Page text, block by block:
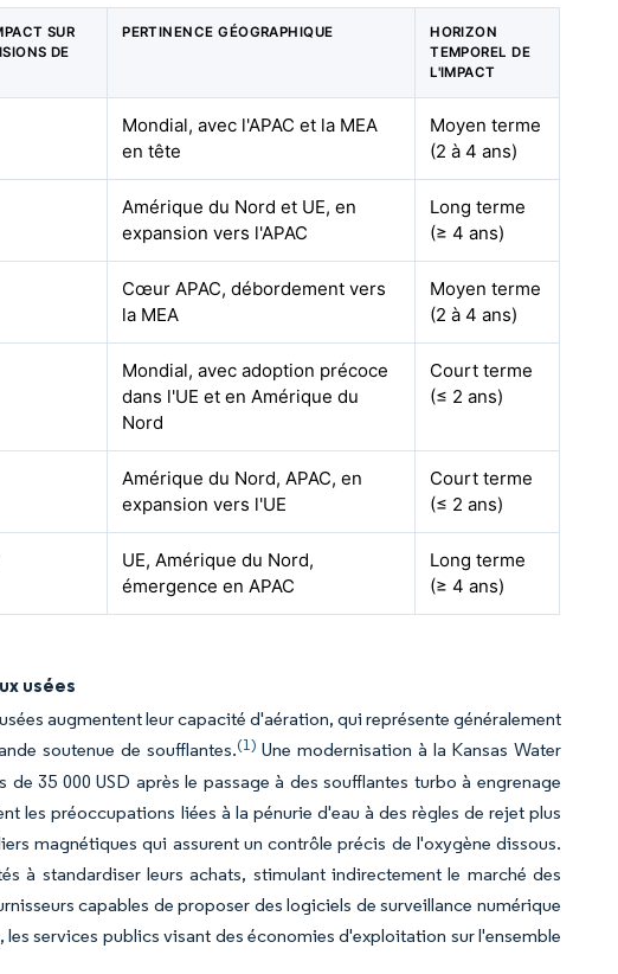
SUR
DE
PERTINENCE GÉOGRAPHIQUE
HORIZON
TEMPOREL DE
L'IMPACT
Mondial, avec l'APAC et la MEA
en tête
Moyen terme
(2 à 4 ans)
Amérique du Nord et UE, en
expansion vers l'APAC
Long terme
(≥ 4 ans)
Cœur APAC, débordement vers
la MEA
Moyen terme
(2 à 4 ans)
Mondial, avec adoption précoce
dans l'UE et en Amérique du
Nord
Court terme
(≤ 2 ans)
Amérique du Nord, APAC, en
expansion vers l'UE
Court terme
(≤ 2 ans)
UE, Amérique du Nord,
émergence en APAC
Long terme
(≥ 4 ans)
usées
augmentent leur capacité d'aération, qui représente généralement
soutenue de soufflantes.(1) Une modernisation à la Kansas Water
35 000 USD après le passage à des soufflantes turbo à engrenage
les préoccupations liées à la pénurie d'eau à des règles de rejet plus
magnétiques qui assurent un contrôle précis de l'oxygène dissous.
à standardiser leurs achats, stimulant indirectement le marché des
capables de proposer des logiciels de surveillance numérique
services publics visant des économies d'exploitation sur l'ensemble